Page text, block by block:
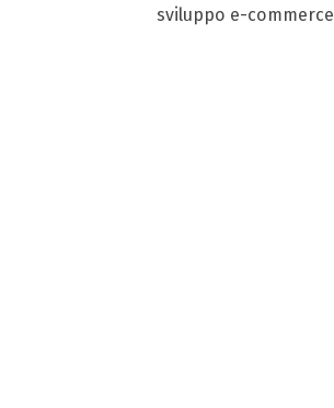
sviluppo e-commerce